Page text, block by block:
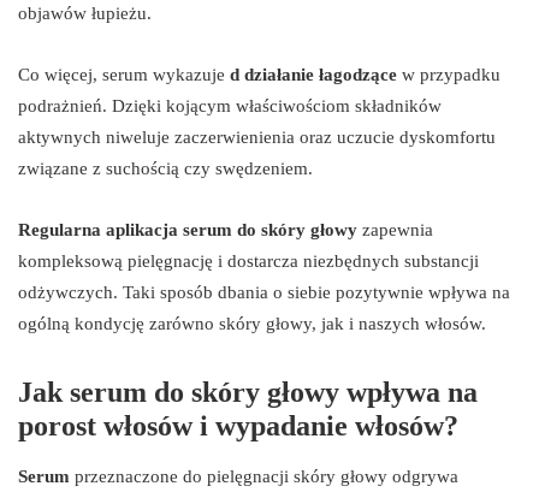
objawów łupieżu.
Co więcej, serum wykazuje d działanie łagodzące w przypadku
podrażnień. Dzięki kojącym właściwościom składników
aktywnych niweluje zaczerwienienia oraz uczucie dyskomfortu
związane z suchością czy swędzeniem.
Regularna aplikacja serum do skóry głowy zapewnia
kompleksową pielęgnację i dostarcza niezbędnych substancji
odżywczych. Taki sposób dbania o siebie pozytywnie wpływa na
ogólną kondycję zarówno skóry głowy, jak i naszych włosów.
Jak serum do skóry głowy wpływa na
porost włosów i wypadanie włosów?
Serum przeznaczone do pielęgnacji skóry głowy odgrywa